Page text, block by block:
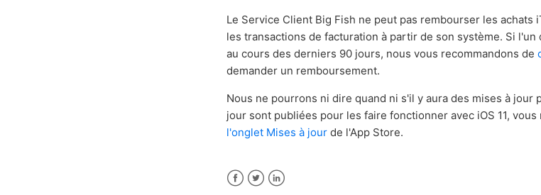
Le Service Client Big Fish ne peut pas rembourser les
les transactions de facturation à partir de son système. Si
au cours des derniers 90 jours, nous vous recommandons de
demander un remboursement.
Nous ne pourrons ni dire quand ni s'il y aura des mises à jour
jour sont publiées pour les faire fonctionner avec iOS 11,
l'onglet Mises à jour de l'App Store.